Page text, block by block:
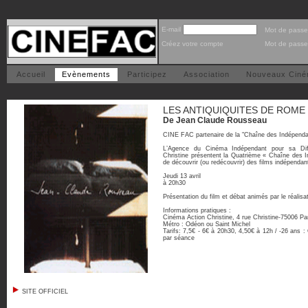
E-mail
Mot de passe
Créez votre compte
Mot de
Accueil Evènements Participez Association Nouveaux
SITE OFFICIEL
LES ANTIQUIQUITES DE ROME
De Jean Claude Rousseau
CINE FAC partenaire de la "Chaîne des
L’Agence du Cinéma Indépendant pour sa
Christine présentent la Quatrième « Chaîne des
de découvrir (ou redécouvrir) des films
Jeudi 13 avril
à 20h30
Présentation du film et débat animés par le
Informations pratiques :
Cinéma Action Christine, 4 rue Christine-75006
Métro : Odéon ou Saint Michel
Tarifs: 7,5€ - 6€ à 20h30, 4,50€ à 12h / -26 ans :
par séance